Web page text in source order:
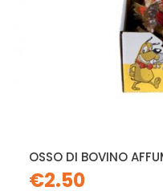
OSSO DI BOVINO
€2.50